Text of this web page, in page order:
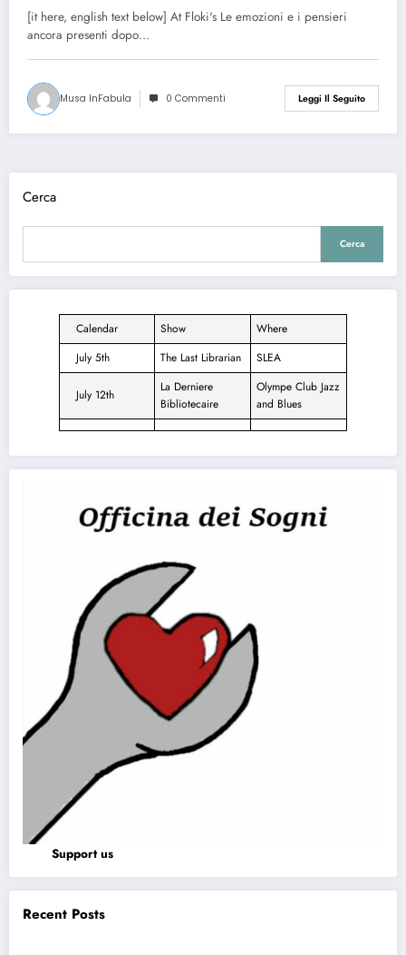
[it here, english text below] At Floki's Le emozioni e i pensieri
ancora presenti dopo…
Musa InFabula 0 Commenti Leggi Il Seguito
Cerca
Cerca
Calendar Show
Where
July 5th
The Last Librarian SLEA
July 12th
La Derniere
Bibliotecaire
Olympe Club Jazz
and Blues
Support us
Recent Posts